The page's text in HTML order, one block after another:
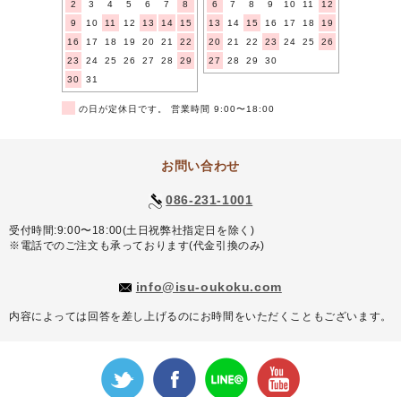
2
3 4 5 6 7
8
9
10 11 12 13 14
15
16
17 18 19 20 21
22
23
24 25 26 27 28
29
30
31
6
7 8 9 10 11
12
13
14 15 16 17 18
19
20
21 22 23 24 25
26
27
28 29 30
の日が定休日です。 営業時間 9:00〜18:00
お問い合わせ
086-231-1001
受付時間:9:00〜18:00(土日祝弊社指定日を除く)
※電話でのご注文も承っております(代金引換のみ)
info@isu-oukoku.com
内容によっては回答を差し上げるのにお時間をいただくこともございます。